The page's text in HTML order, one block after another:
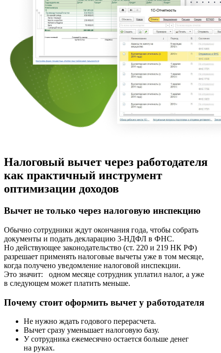
Налоговый вычет через работодателя
как практичный инструмент
оптимизации доходов
Вычет не только через налоговую инспекцию
Обычно сотрудники ждут окончания года, чтобы собрать
документы и подать декларацию 3-НДФЛ в ФНС.
Но действующее законодательство (ст. 220 и 219 НК РФ)
разрешает применять налоговые вычеты уже в том месяце,
когда получено уведомление налоговой инспекции.
Это значит: одном месяце сотрудник уплатил налог, а уже
в следующем может платить меньше.
Почему стоит оформить вычет у работодателя
Не нужно ждать годового перерасчета.
Вычет сразу уменьшает налоговую базу.
У сотрудника ежемесячно остается больше денег
на руках.